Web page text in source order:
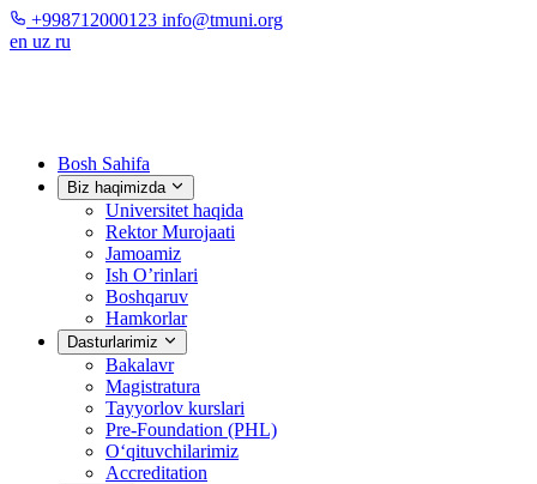
+998712000123 info@tmuni.org
en uz ru
Bosh Sahifa
Biz haqimizda
Universitet haqida
Rektor Murojaati
Jamoamiz
Ish O’rinlari
Boshqaruv
Hamkorlar
Dasturlarimiz
Bakalavr
Magistratura
Tayyorlov kurslari
Pre-Foundation (PHL)
O‘qituvchilarimiz
Accreditation